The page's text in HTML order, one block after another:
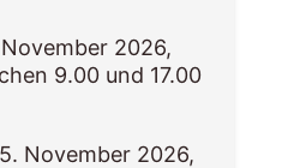
2026,
9.00 und 17.00
November 2026,